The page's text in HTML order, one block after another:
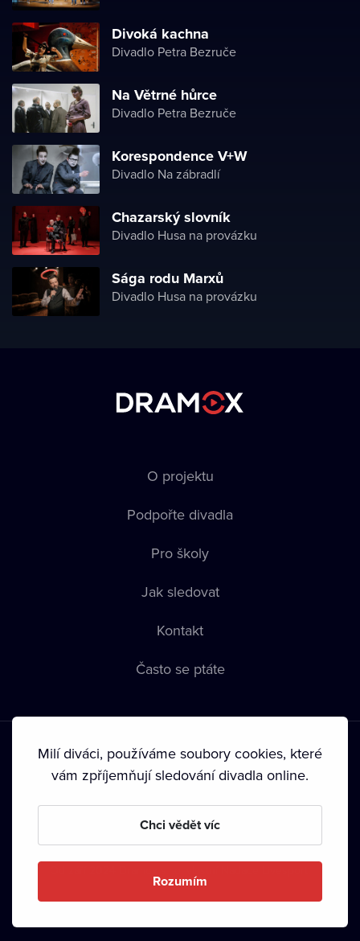
Divoká kachna
Divadlo Petra Bezruče
Na Větrné hůrce
Divadlo Petra Bezruče
Korespondence V+W
Divadlo Na zábradlí
Chazarský slovník
Divadlo Husa na provázku
Sága rodu Marxů
Divadlo Husa na provázku
O projektu
Podpořte divadla
Pro školy
Jak sledovat
Kontakt
Často se ptáte
Podmínky používání • Ochrana soukromí • Zásady používání
• Autorská práva•
Milí diváci, používáme soubory cookies, které
vám zpříjemňují sledování divadla online.
Chci vědět víc
Rozumím